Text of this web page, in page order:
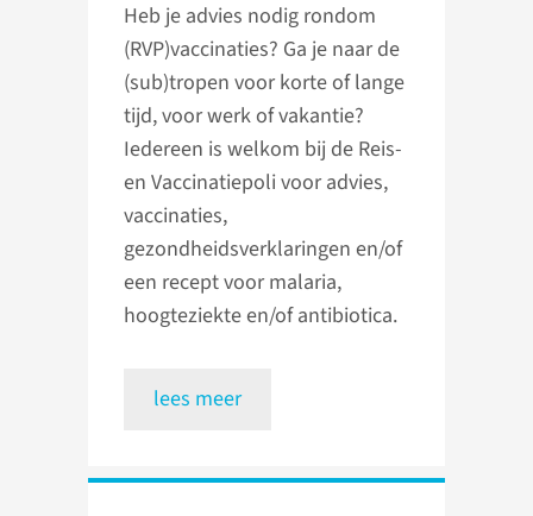
Heb je advies nodig rondom
(RVP)vaccinaties? Ga je naar de
(sub)tropen voor korte of lange
tijd, voor werk of vakantie?
Iedereen is welkom bij de Reis-
en Vaccinatiepoli voor advies,
vaccinaties,
gezondheidsverklaringen en/of
een recept voor malaria,
hoogteziekte en/of antibiotica.
lees meer